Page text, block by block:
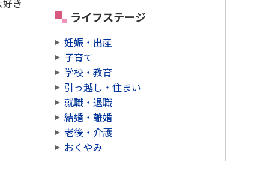
き
ライフステージ
妊娠・出産
子育て
学校・教育
引っ越し・住まい
就職・退職
結婚・離婚
老後・介護
おくやみ